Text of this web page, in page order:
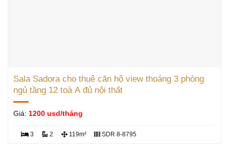
Sala Sadora cho thuê căn hộ view thoáng 3 phòng
ngủ tầng 12 toà A đủ nội thất
Giá: 1200 usd/tháng
3 2 119m² SDR 8-8795